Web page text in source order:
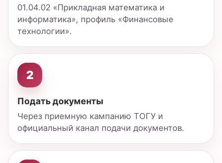
4
Дождаться зачисления
После прохождения конкурса и выполнения
условий приема.
Места, срок, форма